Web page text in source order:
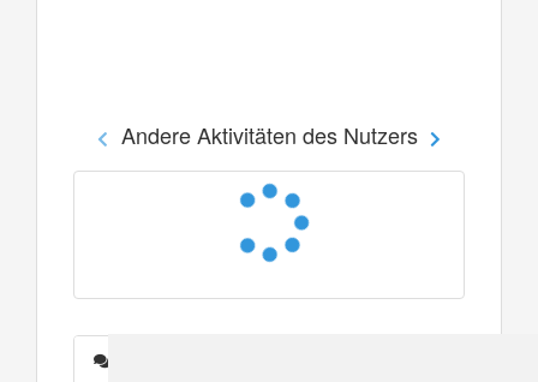
Andere Aktivitäten des Nutzers